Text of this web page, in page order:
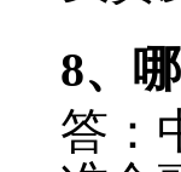
8、
答：